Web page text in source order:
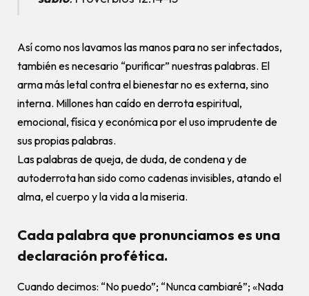
Así como nos lavamos las manos para no ser infectados,
también es necesario “purificar” nuestras palabras. El
arma más letal contra el bienestar no es externa, sino
interna. Millones han caído en derrota espiritual,
emocional, física y económica por el uso imprudente de
sus propias palabras.
Las palabras de queja, de duda, de condena y de
autoderrota han sido como cadenas invisibles, atando el
alma, el cuerpo y la vida a la miseria.
Cada palabra que pronunciamos es una
declaración profética.
Cuando decimos: “No puedo”; “Nunca cambiaré”; «Nada